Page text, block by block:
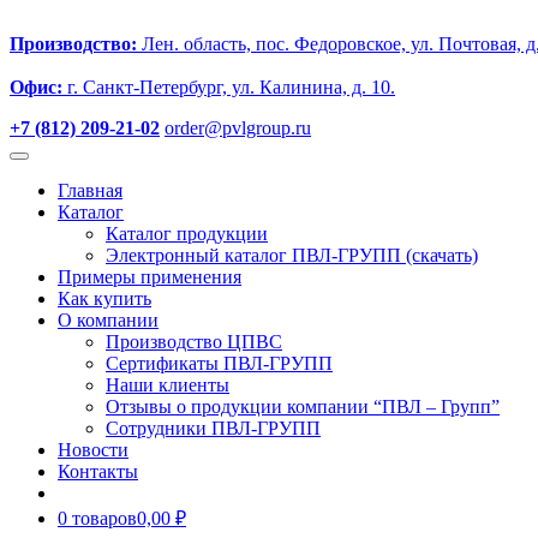
Производство: Лен. область, пос. Федоровское, ул. Почтовая,
Офис: г. Санкт-Петербург, ул. Калинина, д. 10.
+7 (812) 209-21-02 order@pvlgroup.ru
Главная
Каталог
Каталог продукции
Электронный каталог ПВЛ-ГРУПП (скачать)
Примеры применения
Как купить
О компании
Производство ЦПВС
Сертификаты ПВЛ-ГРУПП
Наши клиенты
Отзывы о продукции компании “ПВЛ – Групп”
Сотрудники ПВЛ-ГРУПП
Новости
Контакты
0 товаров0,00 ₽